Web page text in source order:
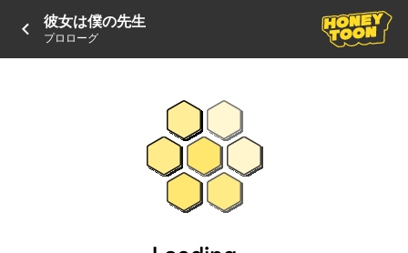
彼女は僕の先生
プロローグ